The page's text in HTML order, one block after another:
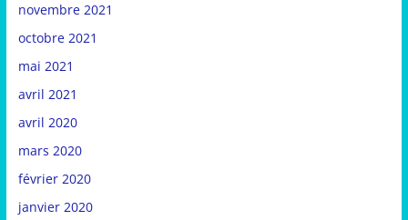
novembre 2021
octobre 2021
mai 2021
avril 2021
avril 2020
mars 2020
février 2020
janvier 2020